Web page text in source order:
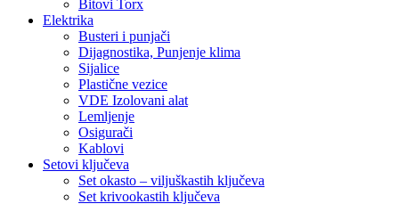
Bitovi Torx
Elektrika
Busteri i punjači
Dijagnostika, Punjenje klima
Sijalice
Plastične vezice
VDE Izolovani alat
Lemljenje
Osigurači
Kablovi
Setovi ključeva
Set okasto – viljuškastih ključeva
Set krivookastih ključeva